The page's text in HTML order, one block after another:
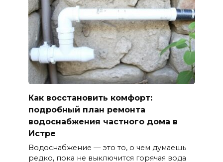
Как восстановить комфорт:
подробный план ремонта
водоснабжения частного дома в
Истре
Водоснабжение — это то, о чем думаешь
редко, пока не выключится горячая вода